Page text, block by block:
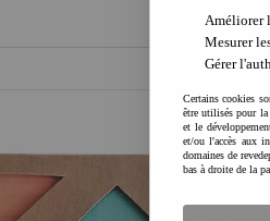
Améliorer
Mesurer
Gérer
Certains cookies
être utilisés pour la
et le
et/ou l'accès aux
domaines de
bas à droite de la